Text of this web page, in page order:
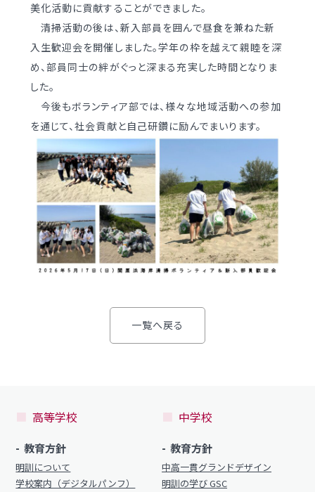
オープンスクール等
学校生活
日々の学習サイクル
年間行事カレンダー
部活動情報
制服（中学）
各種書類
各種書類ダウンロード
今月の予定
教員募集
諸経費
入試日程・手続き文書
高校1日体験入部
進路・部活動など
進路概況
部活動情報
制服（高校）
卒業生調査書交付手順
学校案内
新着情報
明訓の学び（カリキュラムポリシー）
美化活動に貢献することができました。
清掃活動の後は、新入部員を囲んで昼食を兼ねた新
入生歓迎会を開催しました。学年の枠を越えて親睦を深
め、部員同士の絆がぐっと深まる充実した時間となりま
した。
今後もボランティア部では、様々な地域活動への参加
を通じて、社会貢献と自己研鑽に励んでまいります。
一覧へ戻る
高等学校
教育方針
明訓について
学校案内（デジタルパンフ）
中学校
教育方針
中高一貫グランドデザイン
明訓の学び GSC